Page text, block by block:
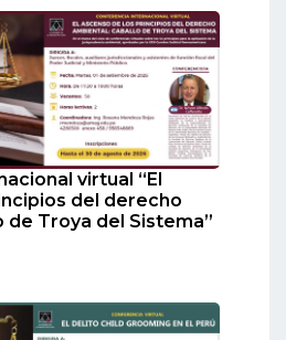
virtual “El
del derecho
de Troya del Sistema”